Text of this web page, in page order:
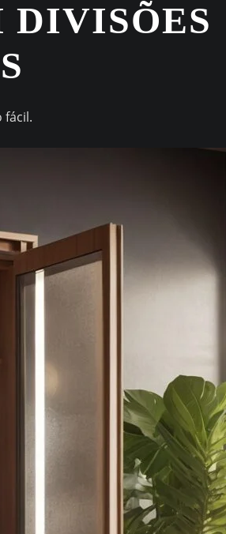
DIVISÕES
fácil.